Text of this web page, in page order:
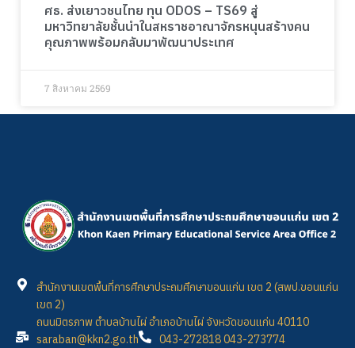
ศธ. ส่งเยาวชนไทย ทุน ODOS – TS69 สู่
มหาวิทยาลัยชั้นนำในสหราชอาณาจักรหนุนสร้างคน
คุณภาพพร้อมกลับมาพัฒนาประเทศ
7 สิงหาคม 2569
สำนักงานเขตพื้นที่การศึกษาประถมศึกษาขอนแก่น เขต 2 (สพป.ขอนแก่น
เขต 2)
ถนนมิตรภาพ ตำบลบ้านไผ่ อำเภอบ้านไผ่ จังหวัดขอนแก่น 40110
saraban@kkn2.go.th
043-272818 043-273774